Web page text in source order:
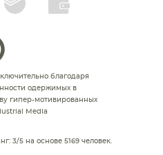
благодаря
одержимых в
гипер-мотивированных
Media
3/5 на основе 5169 человек.